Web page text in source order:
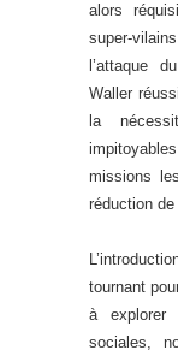
alors
super-
l’attaque
Waller
la
missions
réduction
tournant
à explorer
sociales,